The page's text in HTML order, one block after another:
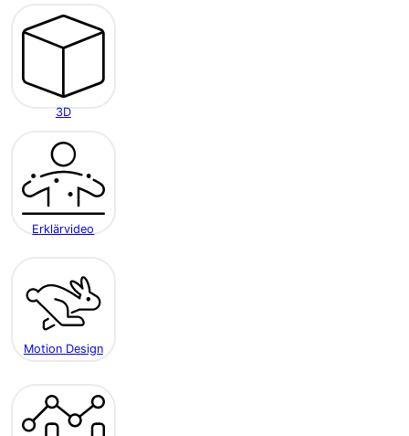
3D
Erklärvideo
Motion Design